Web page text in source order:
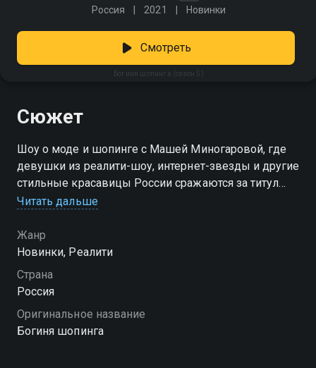
Россия 2021 Новинки
Богиня шопинга (сезон 5)
Смотреть
Сюжет
Шоу о моде и шопинге с Машей Миногаровой, где
девушки из реалити-шоу, интернет-звезды и другие
стильные красавицы России сражаются за титул
«Богиня шопинга». За три часа и 15 тысяч рублей
важного события. Они будут оценивать наряды друг
друга, но ключевую роль в решении победителя
сыграет мнение модного эксперта Даниила Грачева.
«Богиня шопинга» — смотрите онлайн в хорошем
Посмотреть онлайн 5 сезон сериала Богиня шопинга
Читать дальше
Жанр
Новинки, Реалити
Страна
Россия
Оригинальное название
Богиня шопинга